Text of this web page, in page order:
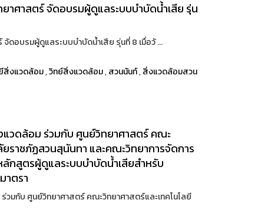
าศาสตร์ จัดอบรมผู้ดูแลระบบบำบัดน้ำเสีย รุ่น
ดอบรมผู้ดูแลระบบบำบัดน้ำเสีย รุ่นที่ 8 เมื่อวั ...
สิ่งแวดล้อม,วิทย์สิ่งแวดล้อม,สวนนันท์,สิ่งแวดล้อมสวน
แวดล้อม ร่วมกับ ศูนย์วิทยาศาสตร์ คณะ
ราชภัฏสวนสุนันทา และคณะวิทยาการจัดการ
กสูตรผู้ดูแลระบบบำบัดน้ำเสียสำหรับ
าตรา
วมกับ ศูนย์วิทยาศาสตร์ คณะวิทยาศาสตร์และเทคโนโลยี